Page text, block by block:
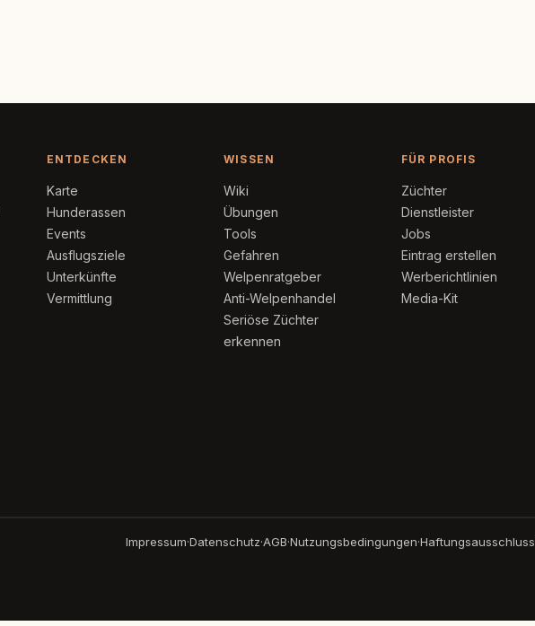
ENTDECKEN
Karte
Hunderassen
Events
Ausflugsziele
Unterkünfte
Vermittlung
WISSEN
Wiki
Übungen
Tools
Gefahren
Welpenratgeber
Anti-Welpenhandel
Seriöse Züchter
erkennen
FÜR PROFIS
Züchter
Dienstleister
Jobs
Eintrag erstellen
Werberichtlinien
Media-Kit
Impressum·Datenschutz·AGB·Nutzungsbedingungen·Haftungsausschluss